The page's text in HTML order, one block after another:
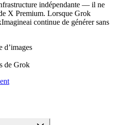
indépendante — il ne
X Premium. Lorsque Grok
continue de générer sans
d’images
de Grok